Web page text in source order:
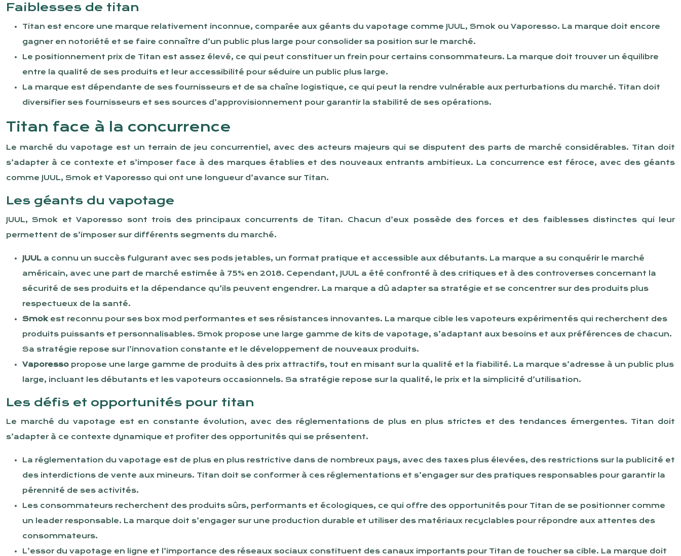
Faiblesses de titan
Titan est encore une marque relativement inconnue, comparée aux géants du vapotage comme JUUL, Smok ou Vaporesso. La marque doit encore
gagner en notoriété et se faire connaître d’un public plus large pour consolider sa position sur le marché.
Le positionnement prix de Titan est assez élevé, ce qui peut constituer un frein pour certains consommateurs. La marque doit trouver un équilibre
entre la qualité de ses produits et leur accessibilité pour séduire un public plus large.
La marque est dépendante de ses fournisseurs et de sa chaîne logistique, ce qui peut la rendre vulnérable aux perturbations du marché. Titan doit
diversifier ses fournisseurs et ses sources d’approvisionnement pour garantir la stabilité de ses opérations.
Titan face à la concurrence
Le marché du vapotage est un terrain de jeu concurrentiel, avec des acteurs majeurs qui se disputent des parts de marché considérables. Titan doit
s’adapter à ce contexte et s’imposer face à des marques établies et des nouveaux entrants ambitieux. La concurrence est féroce, avec des géants
comme JUUL, Smok et Vaporesso qui ont une longueur d’avance sur Titan.
Les géants du vapotage
JUUL, Smok et Vaporesso sont trois des principaux concurrents de Titan. Chacun d’eux possède des forces et des faiblesses distinctes qui leur
permettent de s’imposer sur différents segments du marché.
JUUL a connu un succès fulgurant avec ses pods jetables, un format pratique et accessible aux débutants. La marque a su conquérir le marché
américain, avec une part de marché estimée à 75% en 2018. Cependant, JUUL a été confronté à des critiques et à des controverses concernant la
sécurité de ses produits et la dépendance qu’ils peuvent engendrer. La marque a dû adapter sa stratégie et se concentrer sur des produits plus
respectueux de la santé.
Smok est reconnu pour ses box mod performantes et ses résistances innovantes. La marque cible les vapoteurs expérimentés qui recherchent des
produits puissants et personnalisables. Smok propose une large gamme de kits de vapotage, s’adaptant aux besoins et aux préférences de chacun.
Sa stratégie repose sur l’innovation constante et le développement de nouveaux produits.
Vaporesso propose une large gamme de produits à des prix attractifs, tout en misant sur la qualité et la fiabilité. La marque s’adresse à un public plus
large, incluant les débutants et les vapoteurs occasionnels. Sa stratégie repose sur la qualité, le prix et la simplicité d’utilisation.
Les défis et opportunités pour titan
Le marché du vapotage est en constante évolution, avec des réglementations de plus en plus strictes et des tendances émergentes. Titan doit
s’adapter à ce contexte dynamique et profiter des opportunités qui se présentent.
La réglementation du vapotage est de plus en plus restrictive dans de nombreux pays, avec des taxes plus élevées, des restrictions sur la publicité et
des interdictions de vente aux mineurs. Titan doit se conformer à ces réglementations et s’engager sur des pratiques responsables pour garantir la
pérennité de ses activités.
Les consommateurs recherchent des produits sûrs, performants et écologiques, ce qui offre des opportunités pour Titan de se positionner comme
un leader responsable. La marque doit s’engager sur une production durable et utiliser des matériaux recyclables pour répondre aux attentes des
consommateurs.
L’essor du vapotage en ligne et l’importance des réseaux sociaux constituent des canaux importants pour Titan de toucher sa cible. La marque doit